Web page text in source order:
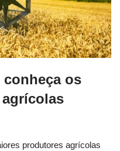
os
produtores agrícolas